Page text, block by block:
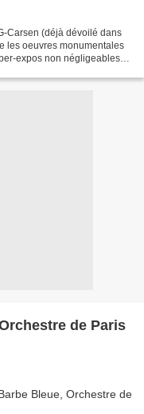
Carsen (déjà dévoilé dans
les oeuvres monumentales
expos non négligeables,
de Paris